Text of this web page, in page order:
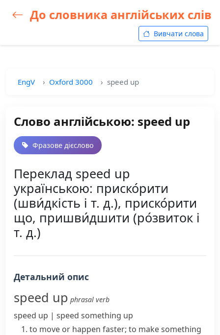
До словника англійських слів
Вивчати слова
EngV Oxford 3000 speed up
Слово англійською: speed up
Фразове дієслово
Переклад speed up
українською: приско́рити
(шви́дкість і т. д.), приско́рити
що, пришви́дшити (ро́звиток і
т. д.)
Детальний опис
speed up phrasal verb
speed up | speed something up
to move or happen faster; to make something